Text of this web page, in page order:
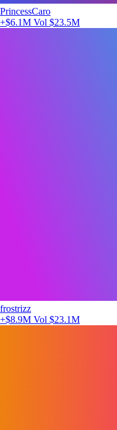
PrincessCaro
+$6.1M Vol $23.5M
frostrizz
+$8.9M Vol $23.1M